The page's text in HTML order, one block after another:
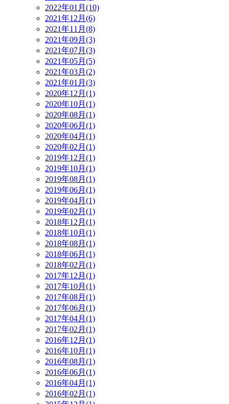
2022年01月(10)
2021年12月(6)
2021年11月(8)
2021年09月(3)
2021年07月(3)
2021年05月(5)
2021年03月(2)
2021年01月(3)
2020年12月(1)
2020年10月(1)
2020年08月(1)
2020年06月(1)
2020年04月(1)
2020年02月(1)
2019年12月(1)
2019年10月(1)
2019年08月(1)
2019年06月(1)
2019年04月(1)
2019年02月(1)
2018年12月(1)
2018年10月(1)
2018年08月(1)
2018年06月(1)
2018年02月(1)
2017年12月(1)
2017年10月(1)
2017年08月(1)
2017年06月(1)
2017年04月(1)
2017年02月(1)
2016年12月(1)
2016年10月(1)
2016年08月(1)
2016年06月(1)
2016年04月(1)
2016年02月(1)